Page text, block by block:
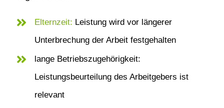
Elternzeit: Leistung wird vor längerer
Unterbrechung der Arbeit festgehalten
lange Betriebszugehörigkeit:
Leistungsbeurteilung des Arbeitgebers ist
relevant